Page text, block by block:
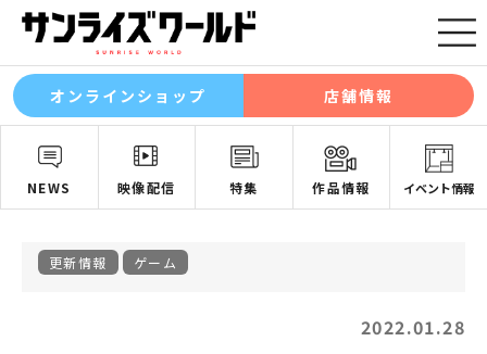
オンラインショップ 店舗情報
NEWS 映像配信 特集 作品情報 イベント情報
更新情報 ゲーム
2022.01.28